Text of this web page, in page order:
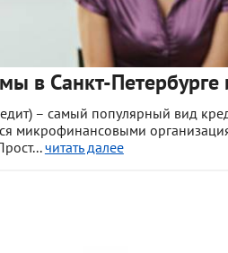
в Санкт-Петербурге
– самый популярный вид
микрофинансовыми
читать далее